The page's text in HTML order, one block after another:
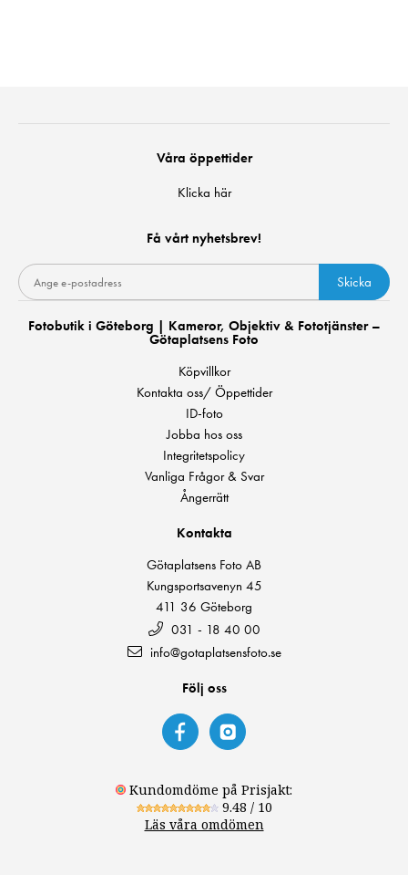
Våra öppettider
Klicka här
Få vårt nyhetsbrev!
Skicka
Fotobutik i Göteborg | Kameror, Objektiv & Fototjänster –
Götaplatsens Foto
Köpvillkor
Kontakta oss/ Öppettider
ID-foto
Jobba hos oss
Integritetspolicy
Vanliga Frågor & Svar
Ångerrätt
Kontakta
Götaplatsens Foto AB
Kungsportsavenyn 45
411 36 Göteborg
031 - 18 40 00
info@gotaplatsensfoto.se
Följ oss